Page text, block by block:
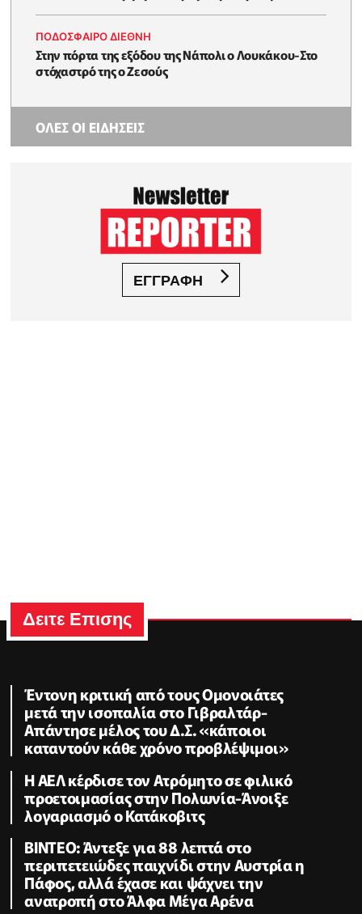
ΠΟΔΟΣΦΑΙΡΟ ΔΙΕΘΝΗ
Στην πόρτα της εξόδου της Νάπολι ο Λουκάκου-Στο
στόχαστρό της ο Ζεσούς
ΟΛΕΣ ΟΙ ΕΙΔΗΣΕΙΣ
ΕΓΓΡΑΦΗ
Δειτε Επισης
Έντονη κριτική από τους Ομονοιάτες
μετά την ισοπαλία στο Γιβραλτάρ-
Απάντησε μέλος του Δ.Σ. «κάποιοι
καταντούν κάθε χρόνο προβλέψιμοι»
Η ΑΕΛ κέρδισε τον Ατρόμητο σε φιλικό
προετοιμασίας στην Πολωνία-Άνοιξε
λογαριασμό ο Κατάκοβιτς
ΒΙΝΤΕΟ: Άντεξε για 88 λεπτά στο
περιπετειώδες παιχνίδι στην Αυστρία η
Πάφος, αλλά έχασε και ψάχνει την
ανατροπή στο Άλφα Μέγα Αρένα